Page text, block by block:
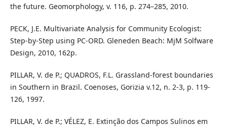
the future. Geomorphology, v. 116, p. 274–285, 2010.
PECK, J.E. Multivariate Analysis for Community Ecologist:
Step-by-Step using PC-ORD. Gleneden Beach: MjM Solfware
Design, 2010, 162p.
PILLAR, V. de P.; QUADROS, F.L. Grassland-forest boundaries
in Southern in Brazil. Coenoses, Gorizia v.12, n. 2-3, p. 119-
126, 1997.
PILLAR, V. de P.; VÉLEZ, E. Extinção dos Campos Sulinos em